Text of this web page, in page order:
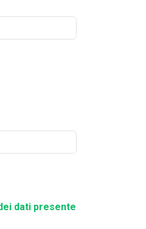
dati presente